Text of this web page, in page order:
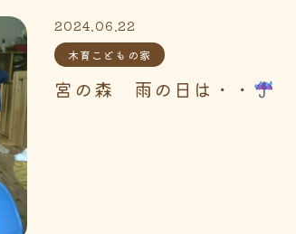
2024.06.22
木育こどもの家
宮の森 雨の日は・・